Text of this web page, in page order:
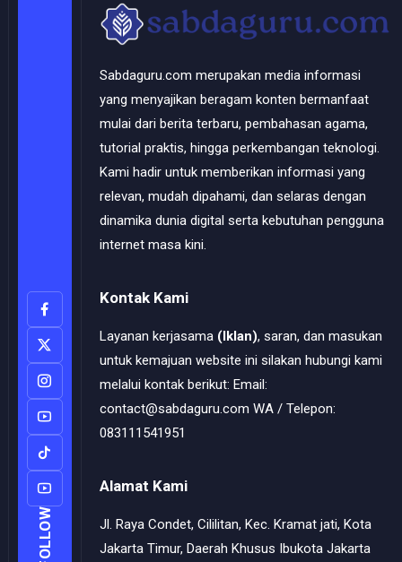
FOLLOW
Sabdaguru.com merupakan media informasi
yang menyajikan beragam konten bermanfaat
mulai dari berita terbaru, pembahasan agama,
tutorial praktis, hingga perkembangan teknologi.
Kami hadir untuk memberikan informasi yang
relevan, mudah dipahami, dan selaras dengan
dinamika dunia digital serta kebutuhan pengguna
internet masa kini.
Kontak Kami
Layanan kerjasama (Iklan), saran, dan masukan
untuk kemajuan website ini silakan hubungi kami
melalui kontak berikut: Email:
contact@sabdaguru.com WA / Telepon:
083111541951
Alamat Kami
Jl. Raya Condet, Cililitan, Kec. Kramat jati, Kota
Jakarta Timur, Daerah Khusus Ibukota Jakarta